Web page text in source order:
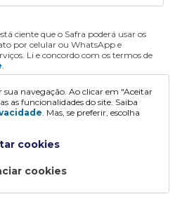
ciente que o Safra poderá usar os
por celular ou WhatsApp e
Li e concordo com os termos de
.
navegação. Ao clicar em "Aceitar
as funcionalidades do site. Saiba
. Mas, se preferir, escolha
cookies
cookies